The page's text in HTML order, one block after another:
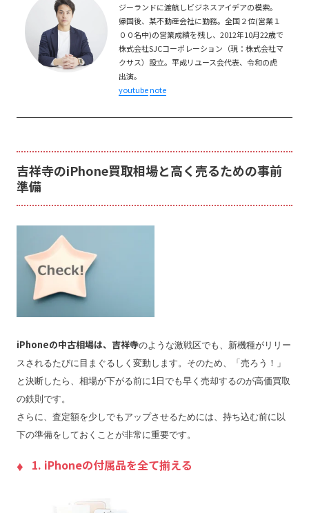
ジーランドに渡航しビジネスアイデアの模索。
帰国後、某不動産会社に勤務。全国２位(営業１
００名中)の営業成績を残し、2012年10月22歳で
株式会社SJCコーポレーション（現：株式会社マ
クサス）設立。平成リユース会代表、令和の虎
出演。
youtubenote
吉祥寺のiPhone買取相場と高く売るための事前
準備
iPhoneの中古相場は、吉祥寺のような激戦区でも、新機種がリリー
スされるたびに目まぐるしく変動します。そのため、「売ろう！」
と決断したら、相場が下がる前に1日でも早く売却するのが高価買取
の鉄則です。
さらに、査定額を少しでもアップさせるためには、持ち込む前に以
下の準備をしておくことが非常に重要です。
1. iPhoneの付属品を全て揃える